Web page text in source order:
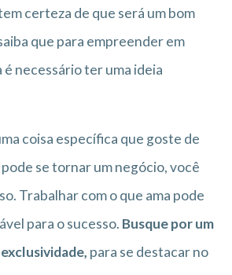
certeza de que será um bom
que para empreender em
necessário ter uma ideia
coisa específica que goste de
se tornar um negócio, você
Trabalhar com o que ama pode
para o sucesso. Busque por um
para se destacar no